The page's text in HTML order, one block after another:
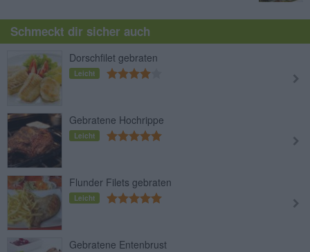
Schmeckt dir sicher auch
Dorschfilet gebraten
Leicht
Gebratene Hochrippe
Leicht
Flunder Filets gebraten
Leicht
Gebratene Entenbrust